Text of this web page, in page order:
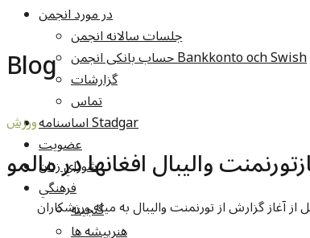
در مورد انجمن
جلسات سالانه انجمن
حساب بانکی انجمن Bankkonto och Swish
گزارشات
تماس
اساسنامه Stadgar
عضویت
شوراي زنان
فرهنگي
گنجينه
هنرپيشه ها
Blog
ورزش
واليبال افغانها در مالمو
آغاز گزارش از تورنمنت واليبال به ميله ورزشکاران